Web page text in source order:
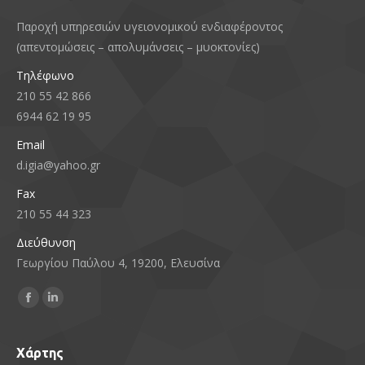
Παροχή υπηρεσιών υγειονομικού ενδιαφέροντος
(απεντομώσεις – απολυμάνσεις – μυοκτονίες)
Τηλέφωνο
210 55 42 866
6944 62 19 95
Email
d.igia@yahoo.gr
Fax
210 55 44 323
Διεύθυνση
Γεωργίου Παύλου 4, 19200, Ελευσίνα
Find us on:
Facebook
opens
Linkedin
opens
Χάρτης